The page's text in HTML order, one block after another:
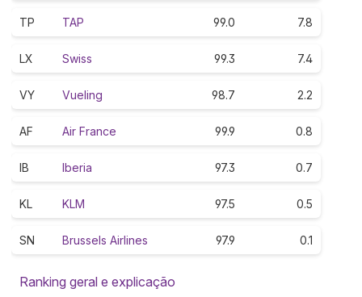
TP TAP 99.0 7.8
LX Swiss 99.3 7.4
VY Vueling 98.7 2.2
AF Air France 99.9 0.8
IB Iberia 97.3 0.7
KL KLM 97.5 0.5
SN Brussels Airlines 97.9 0.1
Ranking geral e explicação